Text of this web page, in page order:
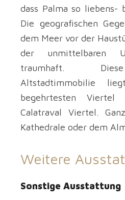
dass Palma so liebens-
Die geografischen
dem Meer vor der
der unmittelbaren
traumhaft.
Altstadtimmobilie
begehrtesten
Calatraval Viertel.
Kathedrale oder dem
Weitere
Sonstige Ausstattung